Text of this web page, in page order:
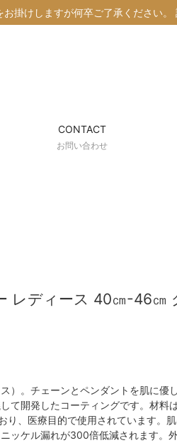
掛けしますが何卒ご了承ください。
CONTACT
お問い合わせ
レディース 40㎝-46㎝
）。チェーンとペンダントを肌に優
て開発したコーティングです。材料
、医療目的で使用されています。
ッケル漏れが300倍低減されます。